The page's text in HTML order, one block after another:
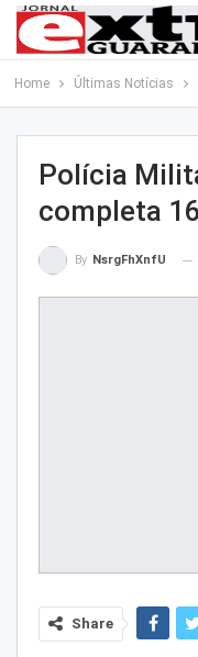
Home Últimas Notícias
Polícia
completa
By NsrgFhXnfU
Share